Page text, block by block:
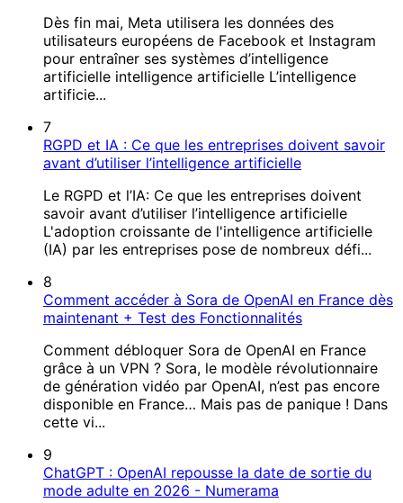
Dès fin mai, Meta utilisera les données des
utilisateurs européens de Facebook et Instagram
pour entraîner ses systèmes d’intelligence
artificielle intelligence artificielle L’intelligence
artificie...
7
RGPD et IA : Ce que les entreprises doivent savoir
avant d’utiliser l’intelligence artificielle
Le RGPD et l’IA: Ce que les entreprises doivent
savoir avant d’utiliser l’intelligence artificielle
L'adoption croissante de l'intelligence artificielle
(IA) par les entreprises pose de nombreux défi...
8
Comment accéder à Sora de OpenAI en France dès
maintenant + Test des Fonctionnalités
Comment débloquer Sora de OpenAI en France
grâce à un VPN ? Sora, le modèle révolutionnaire
de génération vidéo par OpenAI, n’est pas encore
disponible en France… Mais pas de panique ! Dans
cette vi...
9
ChatGPT : OpenAI repousse la date de sortie du
mode adulte en 2026 - Numerama